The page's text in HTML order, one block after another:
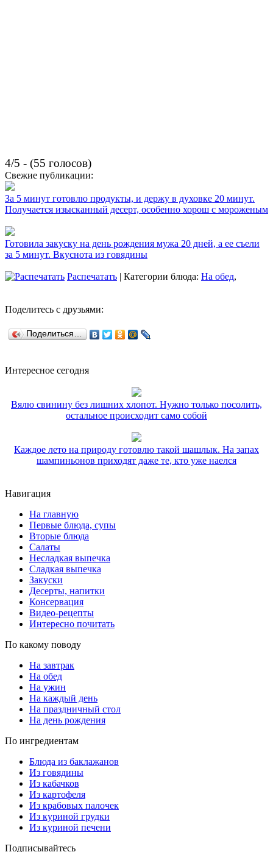
4/5 - (55 голосов)
Свежие публикации:
За 5 минут готовлю продукты, и держу в духовке 20 минут.
Получается изысканный десерт, особенно хорош с мороженым
Готовила закуску на день рождения мужа 20 дней, а ее съели
за 5 минут. Вкуснота из говядины
Распечатать | Категории блюда: На обед,
Поделитесь с друзьями:
Поделиться…
Интересное сегодня
Вялю свинину без лишних хлопот. Нужно только посолить,
остальное происходит само собой
Каждое лето на природу готовлю такой шашлык. На запах
шампиньонов приходят даже те, кто уже наелся
Навигация
На главную
Первые блюда, супы
Вторые блюда
Салаты
Несладкая выпечка
Сладкая выпечка
Закуски
Десерты, напитки
Консервация
Видео-рецепты
Интересно почитать
По какому поводу
На завтрак
На обед
На ужин
На каждый день
На праздничный стол
На день рождения
По ингредиентам
Блюда из баклажанов
Из говядины
Из кабачков
Из картофеля
Из крабовых палочек
Из куриной грудки
Из куриной печени
Подписывайтесь